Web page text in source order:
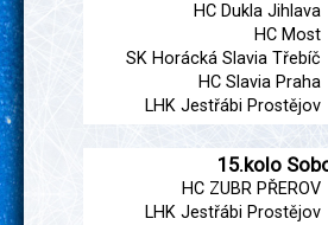
HC Dukla Jihlava
HC Most
SK Horácká Slavia Třebíč
HC Slavia Praha
LHK Jestřábi Prostějov
15.kolo
HC ZUBR PŘEROV
LHK Jestřábi Prostějov